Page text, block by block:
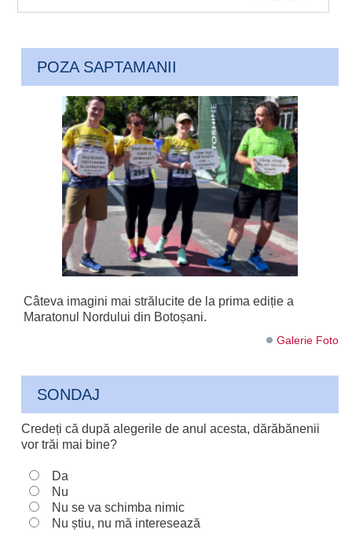
POZA SAPTAMANII
Câteva imagini mai strălucite de la prima ediție a
Maratonul Nordului din Botoșani.
Galerie Foto
SONDAJ
Credeți că după alegerile de anul acesta, dărăbănenii
vor trăi mai bine?
Da
Nu
Nu se va schimba nimic
Nu știu, nu mă interesează